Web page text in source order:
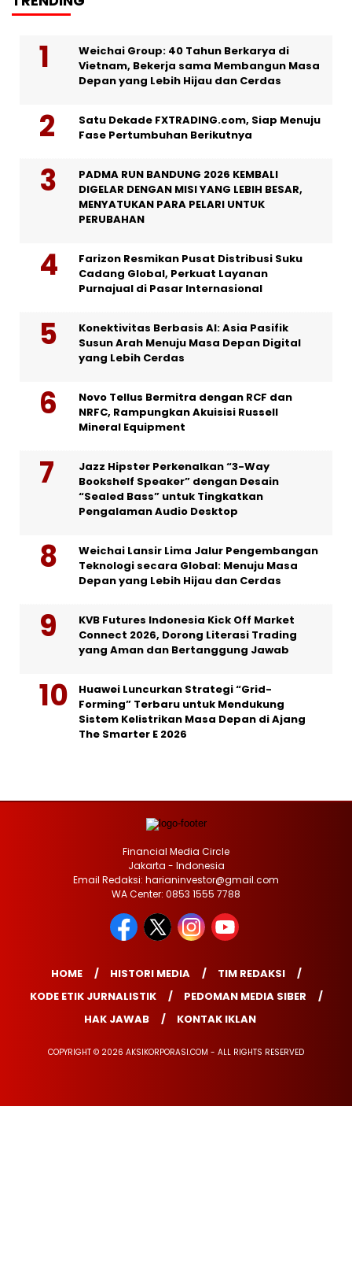
Weichai Group: 40 Tahun Berkarya di
Vietnam, Bekerja sama Membangun Masa
Depan yang Lebih Hijau dan Cerdas
Satu Dekade FXTRADING.com, Siap Menuju
Fase Pertumbuhan Berikutnya
PADMA RUN BANDUNG 2026 KEMBALI
DIGELAR DENGAN MISI YANG LEBIH BESAR,
MENYATUKAN PARA PELARI UNTUK
PERUBAHAN
Farizon Resmikan Pusat Distribusi Suku
Cadang Global, Perkuat Layanan
Purnajual di Pasar Internasional
Konektivitas Berbasis AI: Asia Pasifik
Susun Arah Menuju Masa Depan Digital
yang Lebih Cerdas
Novo Tellus Bermitra dengan RCF dan
NRFC, Rampungkan Akuisisi Russell
Mineral Equipment
Jazz Hipster Perkenalkan “3-Way
Bookshelf Speaker” dengan Desain
“Sealed Bass” untuk Tingkatkan
Pengalaman Audio Desktop
Weichai Lansir Lima Jalur Pengembangan
Teknologi secara Global: Menuju Masa
Depan yang Lebih Hijau dan Cerdas
KVB Futures Indonesia Kick Off Market
Connect 2026, Dorong Literasi Trading
yang Aman dan Bertanggung Jawab
Huawei Luncurkan Strategi “Grid-
Forming” Terbaru untuk Mendukung
Sistem Kelistrikan Masa Depan di Ajang
The Smarter E 2026
Financial Media Circle
Jakarta - Indonesia
Email Redaksi: harianinvestor@gmail.com
WA Center: 0853 1555 7788
HOME HISTORI MEDIA
TIM REDAKSI
KODE ETIK JURNALISTIK
PEDOMAN MEDIA SIBER
HAK JAWAB
KONTAK IKLAN
COPYRIGHT © 2026 AKSIKORPORASI.COM - ALL RIGHTS RESERVED